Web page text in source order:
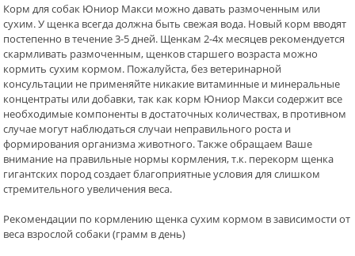
Корм для собак Юниор Макси можно давать размоченным или
сухим. У щенка всегда должна быть свежая вода. Новый корм вводят
постепенно в течение 3-5 дней. Щенкам 2-4х месяцев рекомендуется
скармливать размоченным, щенков старшего возраста можно
кормить сухим кормом. Пожалуйста, без ветеринарной
консультации не применяйте никакие витаминные и минеральные
концентраты или добавки, так как корм Юниор Макси содержит все
необходимые компоненты в достаточных количествах, в противном
случае могут наблюдаться случаи неправильного роста и
формирования организма животного. Также обращаем Ваше
внимание на правильные нормы кормления, т.к. перекорм щенка
гигантских пород создает благоприятные условия для слишком
стремительного увеличения веса.
Рекомендации по кормлению щенка сухим кормом в зависимости от
веса взрослой собаки (грамм в день)